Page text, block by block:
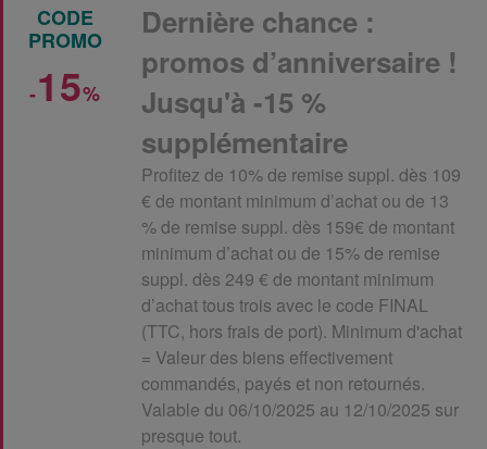
CODE
PROMO
-15%
Dernière chance :
promos d’anniversaire !
Jusqu'à -15 %
supplémentaire
Profitez de 10% de remise suppl. dès 109
€ de montant minimum d’achat ou de 13
% de remise suppl. dès 159€ de montant
minimum d’achat ou de 15% de remise
suppl. dès 249 € de montant minimum
d’achat tous trois avec le code FINAL
(TTC, hors frais de port). Minimum d'achat
= Valeur des biens effectivement
commandés, payés et non retournés.
Valable du 06/10/2025 au 12/10/2025 sur
presque tout.